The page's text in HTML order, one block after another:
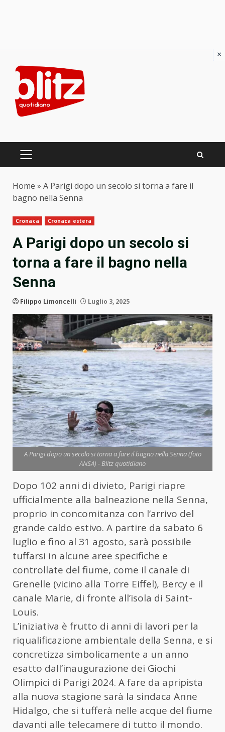
content
PRIMARY
Home » A Parigi dopo un secolo si torna a fare il
bagno nella Senna
Cronaca Cronaca estera
A Parigi dopo un secolo si
torna a fare il bagno nella
Senna
Filippo Limoncelli Luglio 3, 2025
A Parigi dopo un secolo si torna a fare il bagno nella Senna (foto
ANSA) - Blitz quotidiano
Dopo 102 anni di divieto, Parigi riapre
ufficialmente alla balneazione nella Senna,
proprio in concomitanza con l’arrivo del
grande caldo estivo. A partire da sabato 6
luglio e fino al 31 agosto, sarà possibile
tuffarsi in alcune aree specifiche e
controllate del fiume, come il canale di
Grenelle (vicino alla Torre Eiffel), Bercy e il
canale Marie, di fronte all’isola di Saint-
Louis.
L’iniziativa è frutto di anni di lavori per la
riqualificazione ambientale della Senna, e si
concretizza simbolicamente a un anno
esatto dall’inaugurazione dei Giochi
Olimpici di Parigi 2024. A fare da apripista
alla nuova stagione sarà la sindaca Anne
Hidalgo, che si tufferà nelle acque del fiume
davanti alle telecamere di tutto il mondo.
×